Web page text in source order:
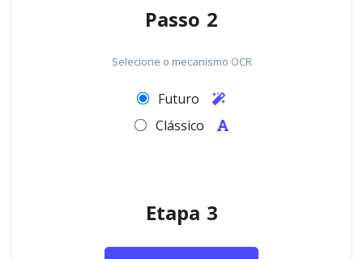
Passo 2
Selecione o mecanismo OCR
Futuro
Clássico
Etapa 3